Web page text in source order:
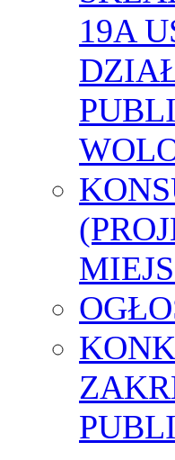
19A